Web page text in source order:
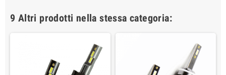
9 Altri prodotti nella stessa categoria: